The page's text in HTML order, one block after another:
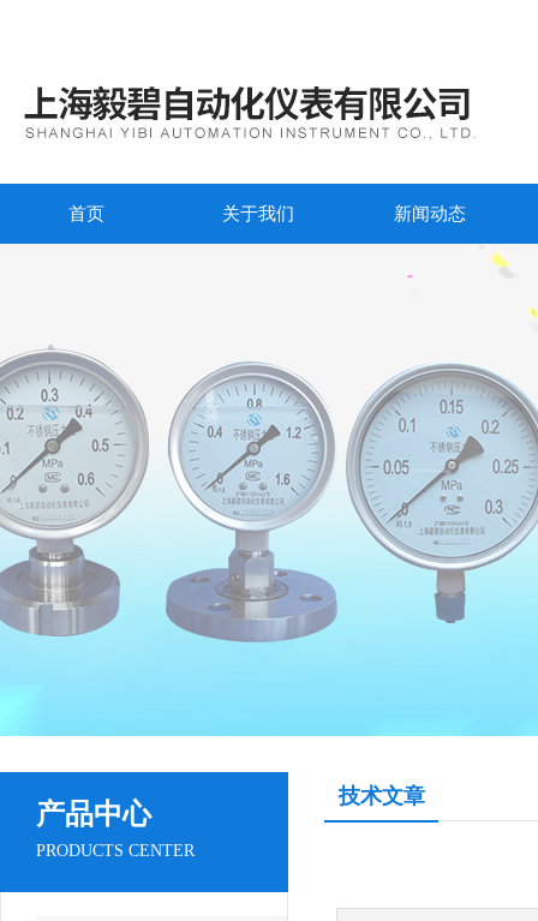
首页 关于我们 新闻动态
产品中心
PRODUCTS CENTER
技术文章